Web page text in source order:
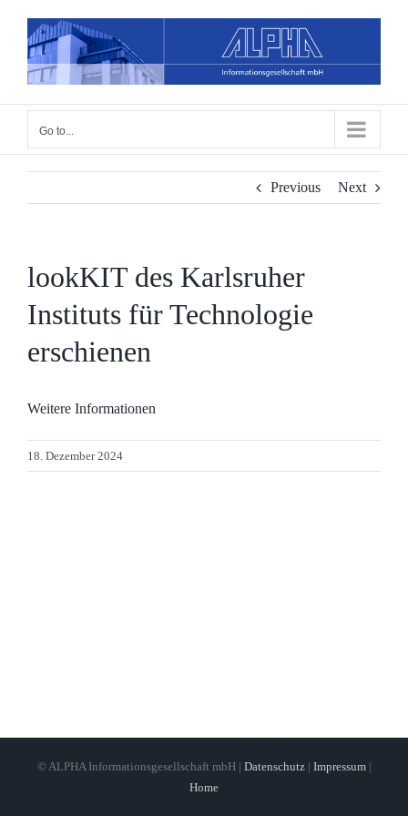
content
Go to...
Previous Next
lookKIT des Karlsruher
Instituts für Technologie
erschienen
Weitere Informationen
18. Dezember 2024
© ALPHA Informationsgesellschaft mbH | Datenschutz| Impressum|
Home